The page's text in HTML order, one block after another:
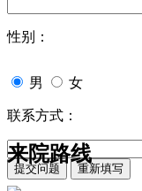
性别：
男 女
联系方式：
来院路线